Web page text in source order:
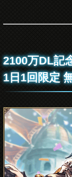
2100万DL記
1日1回限定